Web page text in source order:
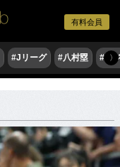
有料会員
#Jリーグ #八村塁 #ド
〉